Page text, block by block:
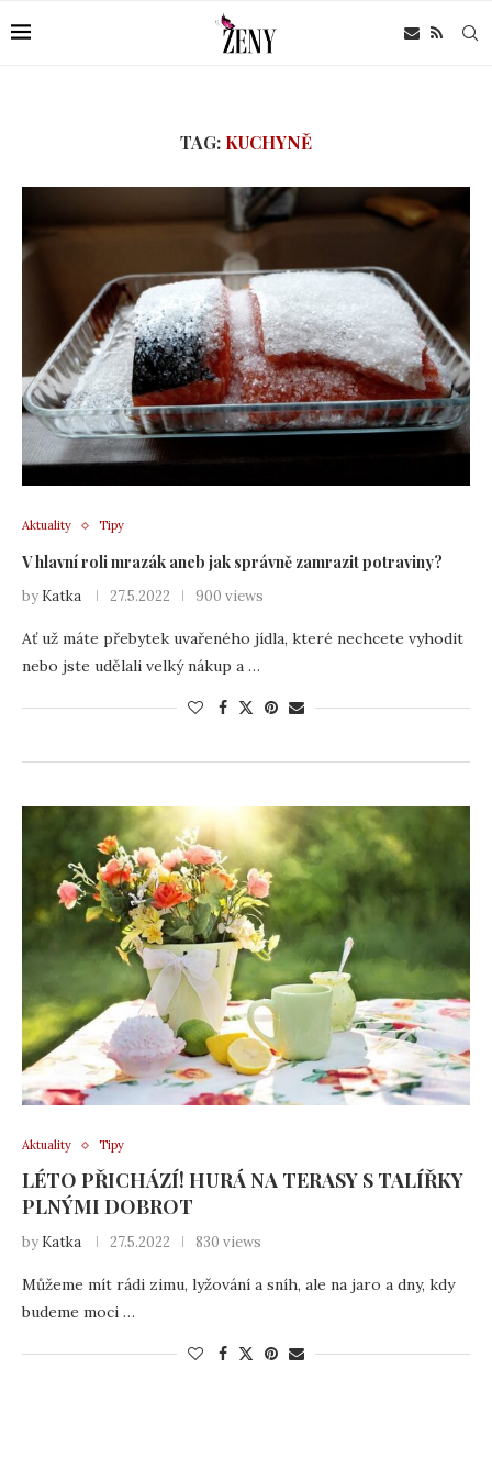
TAG: KUCHYNĚ
Aktuality Tipy
V hlavní roli mrazák aneb jak správně zamrazit potraviny?
by Katka 27.5.2022 900 views
Ať už máte přebytek uvařeného jídla, které nechcete vyhodit
nebo jste udělali velký nákup a …
Aktuality Tipy
LÉTO PŘICHÁZÍ! HURÁ NA TERASY S TALÍŘKY
PLNÝMI DOBROT
by Katka 27.5.2022 830 views
Můžeme mít rádi zimu, lyžování a sníh, ale na jaro a dny, kdy
budeme moci …